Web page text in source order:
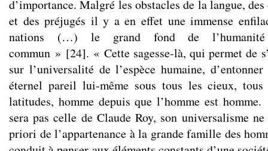
d’importance. Malgré les obstacles de la langue,
et des préjugés il y a en effet une immense
nations (…) le grand fond de l’humanité
commun » [24]. « Cette sagesse-là, qui permet de
sur l’universalité de l’espèce humaine,
éternel pareil lui-même sous tous les cieux,
latitudes, homme depuis que l’homme est homme.
sera pas celle de Claude Roy, son universalisme
priori de l’appartenance à la grande famille des